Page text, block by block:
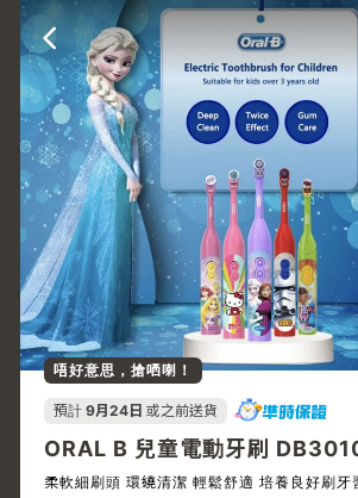
唔好意思，搶哂喇！
預計 9月24日 或之前送貨
ORAL B 兒童電動牙刷
柔軟細刷頭 環繞清潔 輕鬆舒適 培養良好刷牙